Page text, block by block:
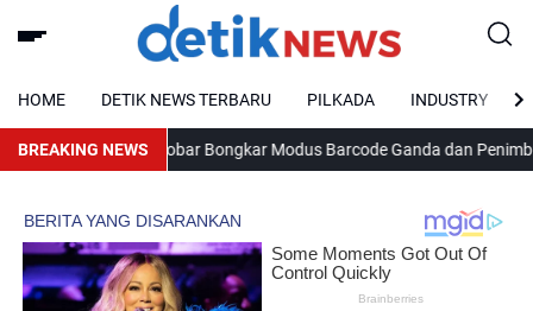
HOME DETIK NEWS TERBARU PILKADA INDUSTRY
BREAKING NEWS
Satgas Kobar Bongkar Modus Barcode Ganda dan Penimbunan